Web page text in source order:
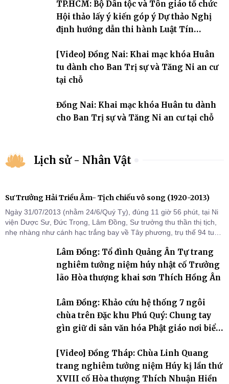
chỗ khu vực VII, VIII và trường hạ chùa Quốc Ân Khải Tường.
TP.HCM: Bộ Dân tộc và Tôn giáo tổ chức
Hội thảo lấy ý kiến góp ý Dự thảo Nghị
định hướng dẫn thi hành Luật Tín
[Video] Đồng Nai: Khai mạc khóa Huân
tu dành cho Ban Trị sự và Tăng Ni an cư
tại chỗ
Đồng Nai: Khai mạc khóa Huân tu dành
cho Ban Trị sự và Tăng Ni an cư tại chỗ
Lịch sử - Nhân Vật
Sư Trưởng Hải Triều Âm- Tịch chiếu vô song (1920-2013)
Ngày 31/07/2013 (nhằm 24/6/Quý Tỵ), đúng 11 giờ 56 phút, tại Ni
viện Dược Sư, Đức Trọng, Lâm Đồng, Sư trưởng thu thần thị tịch,
nhẹ nhàng như cánh hạc trắng bay về Tây phương, trụ thế 94 tuổi
Lâm Đồng: Tổ đình Quảng Ân Tự trang
nghiêm tưởng niệm húy nhật cố Trưởng
lão Hòa thượng khai sơn Thích Hồng Ân
Lâm Đồng: Khảo cứu hệ thống 7 ngôi
chùa trên Đặc khu Phú Quý: Chung tay
gìn giữ di sản văn hóa Phật giáo nơi biển
[Video] Đồng Tháp: Chùa Linh Quang
trang nghiêm tưởng niệm Húy kị lần thứ
XVIII cố Hòa thượng Thích Nhuận Hiền